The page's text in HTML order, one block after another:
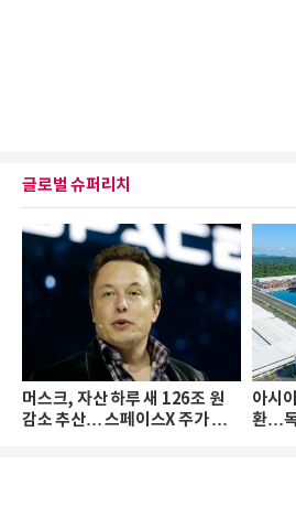
글로벌 슈퍼리치
머스크, 자산 하루 새 126조 원
감소 추산… 스페이스X 주가 하
아시
환…독